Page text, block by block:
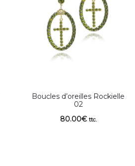
Boucles d’oreilles Rockielle
02
80.00€ ttc.